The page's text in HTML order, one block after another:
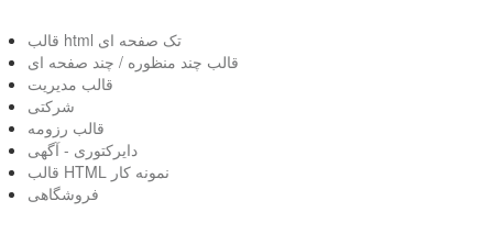
قالب html تک صفحه ای
قالب چند منظوره / چند صفحه ای
قالب مدیریت
شرکتی
قالب رزومه
دایرکتوری - آگهی
قالب HTML نمونه کار
فروشگاهی